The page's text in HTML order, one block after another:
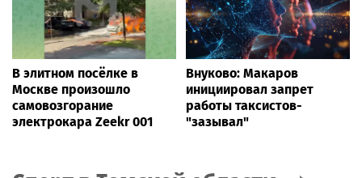
В элитном посёлке в
Москве произошло
самовозгорание
электрокара Zeekr 001
Внуково: Макаров
инициировал запрет
работы таксистов-
"зазывал"